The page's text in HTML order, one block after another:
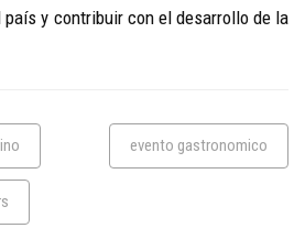
y contribuir con el desarrollo de la
evento gastronomico